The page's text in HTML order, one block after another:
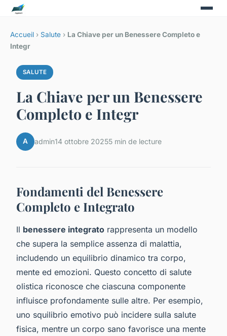
Accueil › Salute › La Chiave per un Benessere Completo e
Integr
SALUTE
La Chiave per un Benessere
Completo e Integr
A admin14 ottobre 20255 min de lecture
Fondamenti del Benessere
Completo e Integrato
Il benessere integrato rappresenta un modello
che supera la semplice assenza di malattia,
includendo un equilibrio dinamico tra corpo,
mente ed emozioni. Questo concetto di salute
olistica riconosce che ciascuna componente
influisce profondamente sulle altre. Per esempio,
uno squilibrio emotivo può incidere sulla salute
fisica, mentre un corpo sano favorisce una mente